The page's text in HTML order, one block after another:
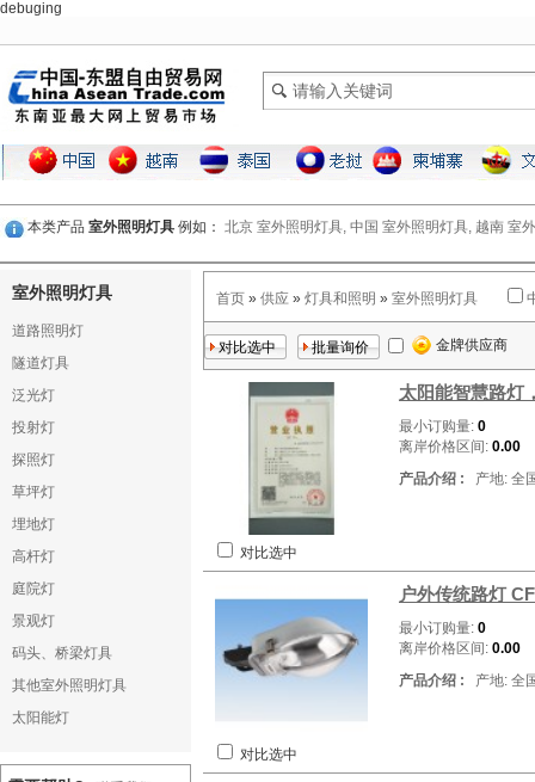
debuging
本类产品 室外照明灯具 例如： 北京 室外照明灯具, 中国 室外照明灯具, 越南 室
室外照明灯具
道路照明灯
隧道灯具
泛光灯
投射灯
探照灯
草坪灯
埋地灯
高杆灯
庭院灯
景观灯
码头、桥梁灯具
其他室外照明灯具
太阳能灯
首页 » 供应 » 灯具和照明 » 室外照明灯具
金牌供应商
太阳能智慧路灯
最小订购量: 0
离岸价格区间: 0.00
产品介绍 : 产地: 全
对比选中
户外传统路灯
最小订购量: 0
离岸价格区间: 0.00
产品介绍 : 产地: 全
对比选中